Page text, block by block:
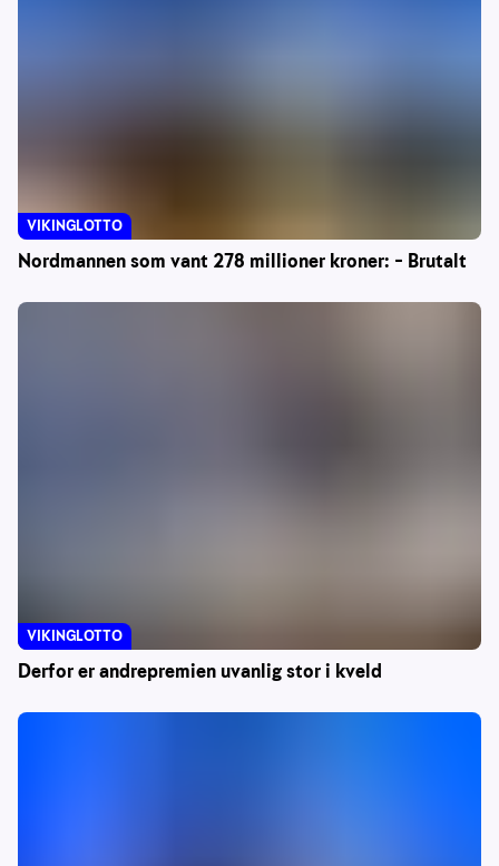
Nordmannen som vant 278 millioner kroner: – Brutalt
VIKINGLOTTO
Derfor er andrepremien uvanlig stor i kveld
VIKINGLOTTO